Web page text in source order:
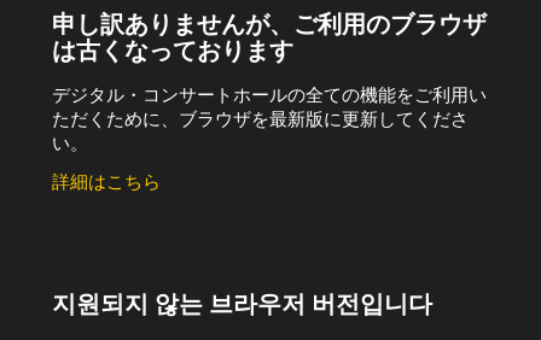
申し訳ありませんが、ご利用のブラウザ
は古くなっております
デジタル・コンサートホールの全ての機能をご利用い
ただくために、ブラウザを最新版に更新してくださ
い。
詳細はこちら
지원되지 않는 브라우저 버전입니다